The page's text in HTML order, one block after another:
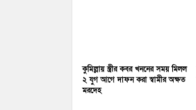
কুমিল্লায় স্ত্রীর কবর খননের সময় মিলল
২ যুগ আগে দাফন করা স্বামীর অক্ষত
মরদেহ